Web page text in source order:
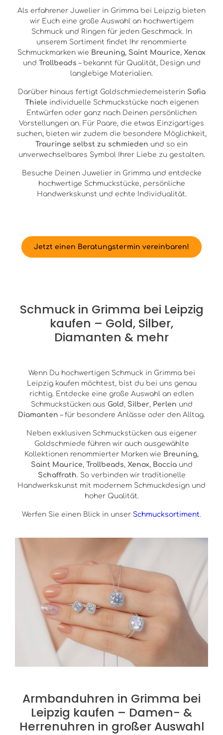
Als erfahrener Juwelier in Grimma bei Leipzig bieten
wir Euch eine große Auswahl an hochwertigem
Schmuck und Ringen für jeden Geschmack. In
unserem Sortiment findet Ihr renommierte
Schmuckmarken wie Breuning, Saint Maurice, Xenox
und Trollbeads – bekannt für Qualität, Design und
langlebige Materialien.
Darüber hinaus fertigt Goldschmiedemeisterin Sofia
Thiele individuelle Schmuckstücke nach eigenen
Entwürfen oder ganz nach Deinen persönlichen
Vorstellungen an. Für Paare, die etwas Einzigartiges
suchen, bieten wir zudem die besondere Möglichkeit,
Trauringe selbst zu schmieden und so ein
unverwechselbares Symbol Ihrer Liebe zu gestalten.
Besuche Deinen Juwelier in Grimma und entdecke
hochwertige Schmuckstücke, persönliche
Handwerkskunst und echte Individualität.
Jetzt einen Beratungstermin vereinbaren!
Schmuck in Grimma bei Leipzig
kaufen – Gold, Silber,
Diamanten & mehr
Wenn Du hochwertigen Schmuck in Grimma bei
Leipzig kaufen möchtest, bist du bei uns genau
richtig. Entdecke eine große Auswahl an edlen
Schmuckstücken aus Gold, Silber, Perlen und
Diamanten – für besondere Anlässe oder den Alltag.
Neben exklusiven Schmuckstücken aus eigener
Goldschmiede führen wir auch ausgewählte
Kollektionen renommierter Marken wie Breuning,
Saint Maurice, Trollbeads, Xenox, Bocciaund
Schaffrath. So verbinden wir traditionelle
Handwerkskunst mit modernem Schmuckdesign und
hoher Qualität.
Werfen Sie einen Blick in unser Schmucksortiment.
Armbanduhren in Grimma bei
Leipzig kaufen – Damen- &
Herrenuhren in großer Auswahl